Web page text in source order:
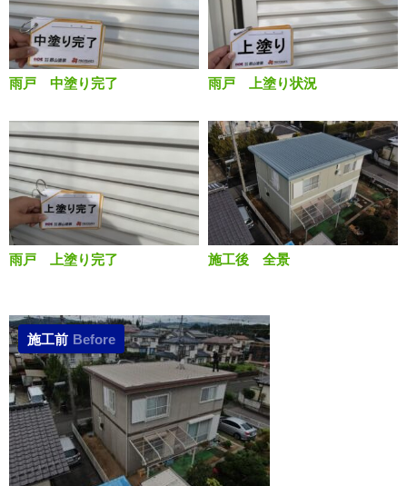
雨戸 中塗り完了 雨戸 上塗り状況
雨戸 上塗り完了 施工後 全景
施工前 Before